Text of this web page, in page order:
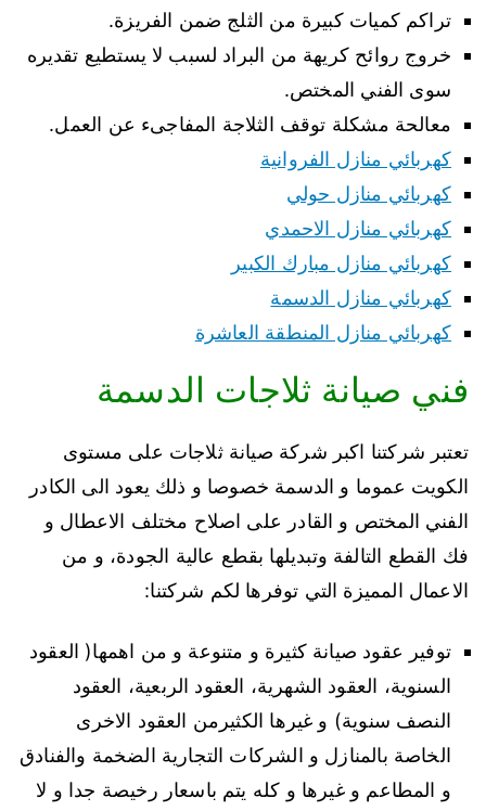
تراكم كميات كبيرة من الثلج ضمن الفريزة.
خروج روائح كريهة من البراد لسبب لا يستطيع تقديره
سوى الفني المختص.
معالحة مشكلة توقف الثلاجة المفاجىء عن العمل.
كهربائي منازل الفروانية
كهربائي منازل حولي
كهربائي منازل الاحمدي
كهربائي منازل مبارك الكبير
كهربائي منازل الدسمة
كهربائي منازل المنطقة العاشرة
فني صيانة ثلاجات الدسمة
تعتبر شركتنا اكبر شركة صيانة ثلاجات على مستوى
الكويت عموما و الدسمة خصوصا و ذلك يعود الى الكادر
الفني المختص و القادر على اصلاح مختلف الاعطال و
فك القطع التالفة وتبديلها بقطع عالية الجودة، و من
الاعمال المميزة التي توفرها لكم شركتنا:
توفير عقود صيانة كثيرة و متنوعة و من اهمها( العقود
السنوية، العقود الشهرية، العقود الربعية، العقود
النصف سنوية) و غيرها الكثيرمن العقود الاخرى
الخاصة بالمنازل و الشركات التجارية الضخمة والفنادق
و المطاعم و غيرها و كله يتم باسعار رخيصة جدا و لا